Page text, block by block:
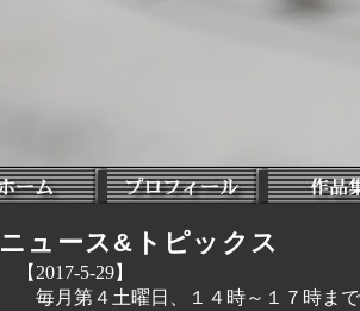
ニュース&トピックス
【2017-5-29】
毎月第４土曜日、１４時～１７時ま